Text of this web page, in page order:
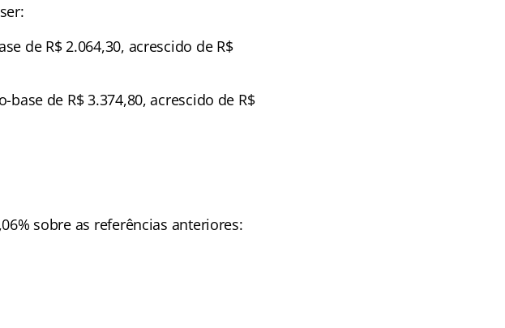
de R$ 2.064,30, acrescido de R$
base de R$ 3.374,80, acrescido de R$
sobre as referências anteriores: